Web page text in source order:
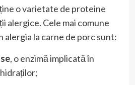
o varietate de proteine
alergice. Cele mai comune
alergia la carne de porc sunt:
, o enzimă implicată în